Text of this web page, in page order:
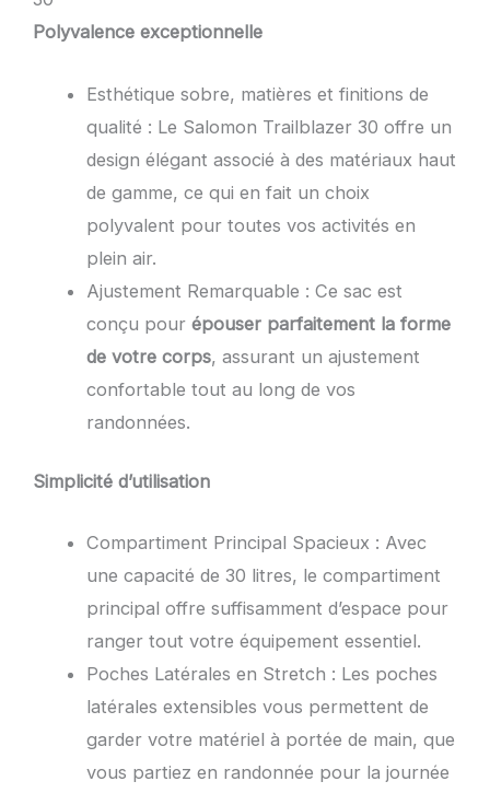
Polyvalence exceptionnelle
Esthétique sobre, matières et finitions de
qualité : Le Salomon Trailblazer 30 offre un
design élégant associé à des matériaux haut
de gamme, ce qui en fait un choix
polyvalent pour toutes vos activités en
plein air.
Ajustement Remarquable : Ce sac est
conçu pourépouser parfaitement la forme
de votre corps, assurant un ajustement
confortable tout au long de vos
randonnées.
Simplicité d’utilisation
Compartiment Principal Spacieux : Avec
une capacité de 30 litres, le compartiment
principal offre suffisamment d’espace pour
ranger tout votre équipement essentiel.
Poches Latérales en Stretch : Les poches
latérales extensibles vous permettent de
garder votre matériel à portée de main, que
vous partiez en randonnée pour la journée